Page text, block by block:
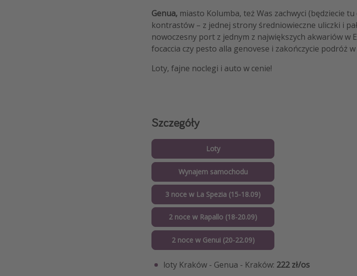
Genua, miasto Kolumba, też Was zachwyci (będziecie
kontrastów – z jednej strony średniowieczne uliczki i
nowoczesny port z jednym z największych akwariów w
focaccia czy pesto alla genovese i zakończycie podróż
Loty, fajne noclegi i auto w cenie!
Szczegóły
Loty
Wynajem samochodu
3 noce w La Spezia (15-18.09)
2 noce w Rapallo (18-20.09)
2 noce w Genui (20-22.09)
loty Kraków - Genua - Kraków: 222 zł/os